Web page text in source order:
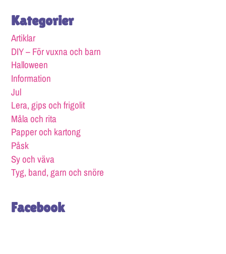
Kategorier
Artiklar
DIY – För vuxna och barn
Halloween
Information
Jul
Lera, gips och frigolit
Måla och rita
Papper och kartong
Påsk
Sy och väva
Tyg, band, garn och snöre
Facebook